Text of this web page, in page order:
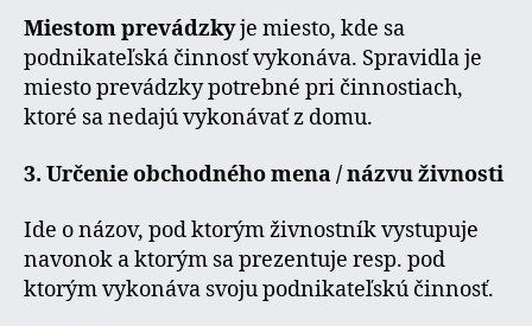
Miestom prevádzkyje miesto, kde sa
podnikateľská činnosť vykonáva. Spravidla je
miesto prevádzky potrebné pri činnostiach,
ktoré sa nedajú vykonávať z domu.
3. Určenie obchodného mena / názvu živnosti
Ide o názov, pod ktorým živnostník vystupuje
navonok a ktorým sa prezentuje resp. pod
ktorým vykonáva svoju podnikateľskú činnosť.